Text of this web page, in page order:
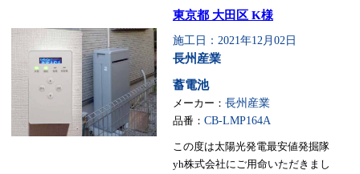
東京都 大田区 K様
施工日：2021年12月02日
長州産業
蓄電池
メーカー： 長州産業
品番： CB-LMP164A
この度は太陽光発電最安値発掘隊
yh株式会社にご用命いただきまし